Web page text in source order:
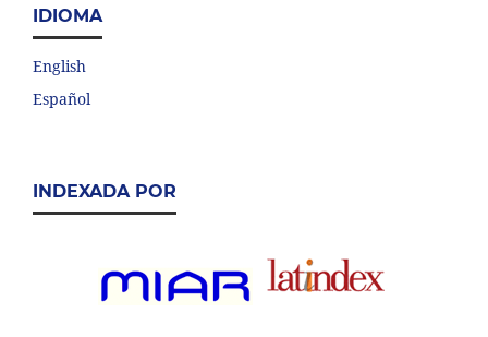
IDIOMA
English
Español
INDEXADA POR